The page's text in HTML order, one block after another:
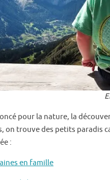
pour la nature, la
on trouve des petits paradis
:
en famille